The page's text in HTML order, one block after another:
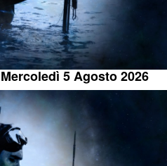
5 Agosto 2026